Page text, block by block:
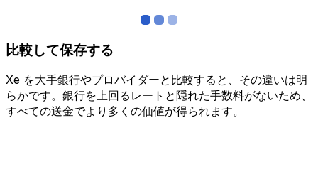
比較して保存する
Xe を大手銀行やプロバイダーと比較すると、その違いは明
らかです。銀行を上回るレートと隠れた手数料がないため、
すべての送金でより多くの価値が得られます。